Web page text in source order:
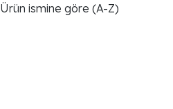
Ürün ismine göre (A-Z)